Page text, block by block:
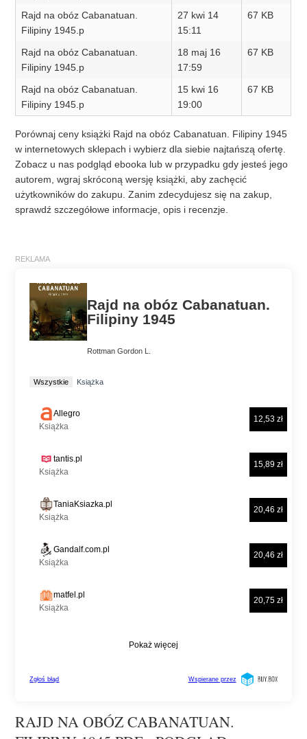
Rajd na obóz Cabanatuan.
Filipiny 1945.p
27 kwi 14
15:11
67 KB
Rajd na obóz Cabanatuan.
Filipiny 1945.p
18 maj 16
17:59
67 KB
Rajd na obóz Cabanatuan.
Filipiny 1945.p
15 kwi 16
19:00
67 KB
Porównaj ceny książki Rajd na obóz Cabanatuan. Filipiny 1945
w internetowych sklepach i wybierz dla siebie najtańszą ofertę.
Zobacz u nas podgląd ebooka lub w przypadku gdy jesteś jego
autorem, wgraj skróconą wersję książki, aby zachęcić
użytkowników do zakupu. Zanim zdecydujesz się na zakup,
sprawdź szczegółowe informacje, opis i recenzje.
RAJD NA OBÓZ CABANATUAN.